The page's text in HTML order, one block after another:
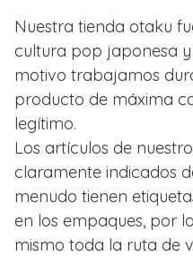
Nuestra tienda otaku
cultura pop japonesa
motivo trabajamos
producto de máxima
legítimo.
Los artículos de
claramente indicados
menudo tienen
en los empaques, por
mismo toda la ruta de